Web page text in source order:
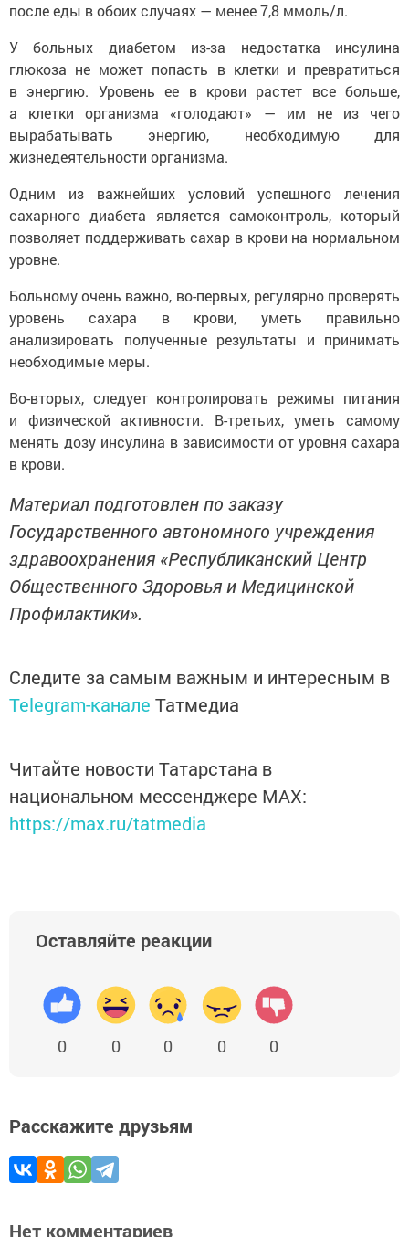
после еды в обоих случаях — менее 7,8 ммоль/л.
У больных диабетом из-за недостатка инсулина
глюкоза не может попасть в клетки и превратиться
в энергию. Уровень ее в крови растет все больше,
а клетки организма «голодают» — им не из чего
вырабатывать энергию, необходимую для
жизнедеятельности организма.
Одним из важнейших условий успешного лечения
сахарного диабета является самоконтроль, который
позволяет поддерживать сахар в крови на нормальном
уровне.
Больному очень важно, во-первых, регулярно проверять
уровень сахара в крови, уметь правильно
анализировать полученные результаты и принимать
необходимые меры.
Во-вторых, следует контролировать режимы питания
и физической активности. В-третьих, уметь самому
менять дозу инсулина в зависимости от уровня сахара
в крови.
Материал подготовлен по заказу
Государственного автономного учреждения
здравоохранения «Республиканский Центр
Общественного Здоровья и Медицинской
Профилактики».
Следите за самым важным и интересным в
Telegram-канале Татмедиа
Читайте новости Татарстана в
национальном мессенджере MАХ:
https://max.ru/tatmedia
Оставляйте реакции
0 0 0 0 0
Расскажите друзьям
Нет комментариев